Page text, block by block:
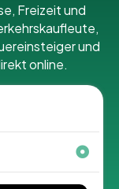
Freizeit und
und
online.